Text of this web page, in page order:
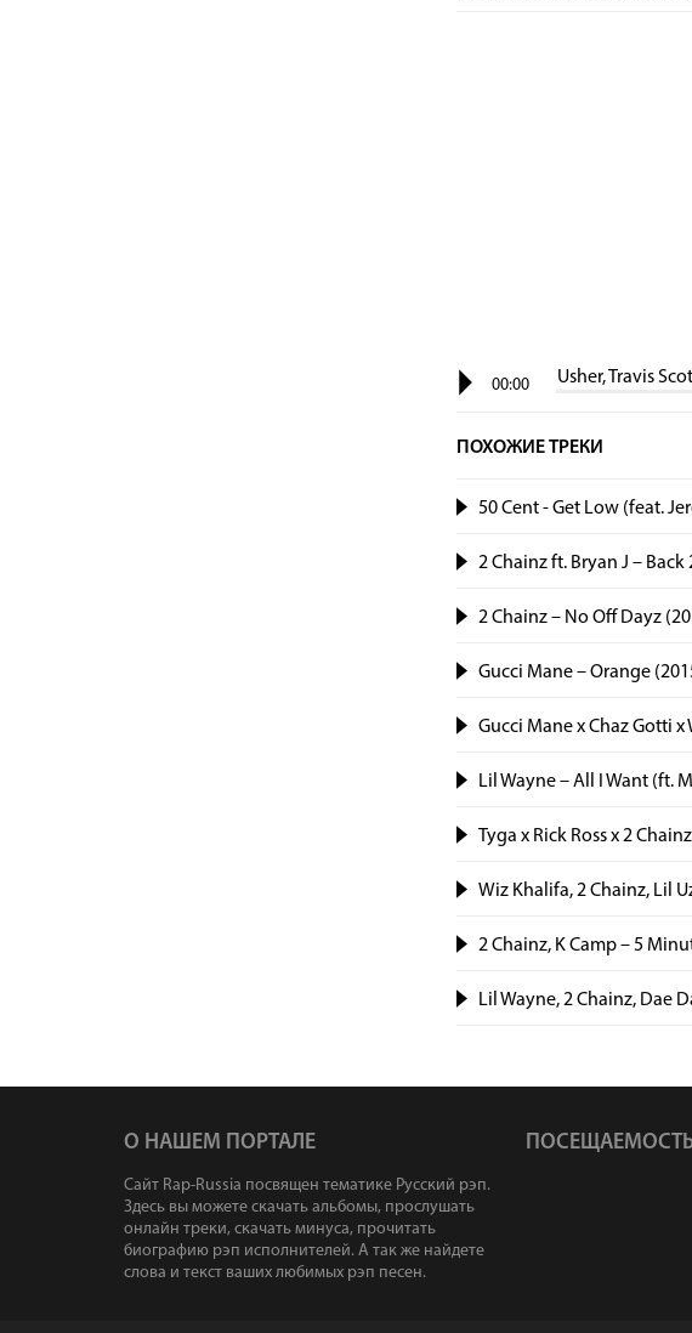
Usher, Travis
00:00
ПОХОЖИЕ ТРЕКИ
50 Cent - Get Low (feat.
2 Chainz ft. Bryan J – Back
2 Chainz – No Off Dayz
Gucci Mane – Orange
Gucci Mane x Chaz Gotti
Lil Wayne – All I Want (ft.
Tyga x Rick Ross x 2
Wiz Khalifa, 2 Chainz, Lil
2 Chainz, K Camp – 5
Lil Wayne, 2 Chainz, Dae
О НАШЕМ ПОРТАЛЕ
Сайт Rap-Russia посвящен тематике Русский рэп.
Здесь вы можете скачать альбомы, прослушать
онлайн треки, скачать минуса, прочитать
биографию рэп исполнителей. А так же найдете
слова и текст ваших любимых рэп песен.